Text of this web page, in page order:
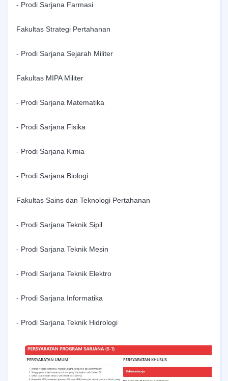
- Prodi Sarjana Farmasi
Fakultas Strategi Pertahanan
- Prodi Sarjana Sejarah Militer
Fakultas MIPA Militer
- Prodi Sarjana Matematika
- Prodi Sarjana Fisika
- Prodi Sarjana Kimia
- Prodi Sarjana Biologi
Fakultas Sains dan Teknologi Pertahanan
- Prodi Sarjana Teknik Sipil
- Prodi Sarjana Teknik Mesin
- Prodi Sarjana Teknik Elektro
- Prodi Sarjana Informatika
- Prodi Sarjana Teknik Hidrologi